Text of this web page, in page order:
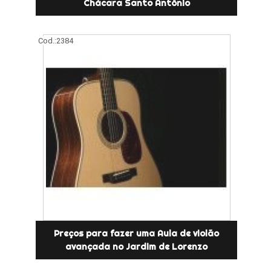
Chácara Santo Antônio
Cod.:2384
Preços para fazer uma Aula de violão
avançada no Jardim de Lorenzo